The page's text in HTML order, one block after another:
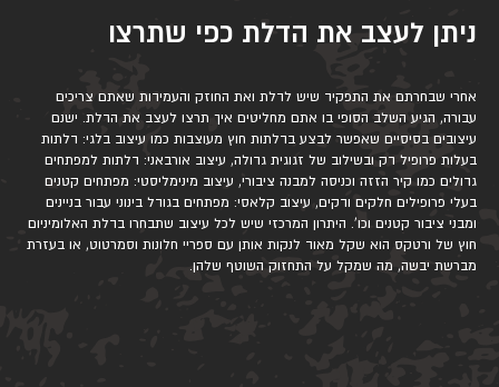
ניתן לעצב את הדלת כפי שתרצו
אחרי שבחרתם את התפקיד שיש לדלת ואת החוזק והעמידות שאתם צריכים
עבורה, הגיע השלב הסופי בו אתם מחליטים איך תרצו לעצב את הדלת. ישנם
עיצובים בסיסיים שאפשר לבצע בדלתות חוץ מעוצבות כמו עיצוב בלגי: דלתות
בעלות פרופיל דק ובשילוב של זגוגית גדולה, עיצוב אורבאני: דלתות למפתחים
גדולים כמו קיר הזזה וכניסה למבנה ציבורי, עיצוב מינימליסטי: מפתחים קטנים
בעלי פרופילים חלקים ודקים, עיצוב קלאסי: מפתחים בגודל בינוני עבור בניינים
ומבני ציבור קטנים וכו'. היתרון המרכזי שיש לכל עיצוב שתבחרו בדלת האלומיניום
חוץ של ורטקס הוא שקל מאוד לנקות אותן עם ספריי חלונות וסמרטוט, או בעזרת
מברשת יבשה, מה שמקל על התחזוק השוטף שלהן.